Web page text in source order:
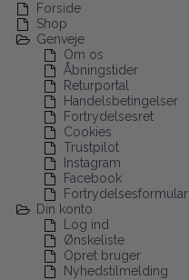
Forside
Shop
Genveje
Om os
Åbningstider
Returportal
Handelsbetingelser
Fortrydelsesret
Cookies
Trustpilot
Instagram
Facebook
Fortrydelsesformular
Din konto
Log ind
Ønskeliste
Opret bruger
Nyhedstilmelding